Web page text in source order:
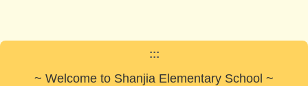
:::
~ Welcome to Shanjia Elementary School ~